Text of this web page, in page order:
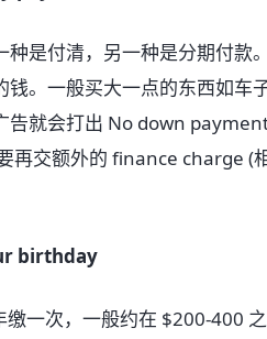
是付清，另一种是分期付款
。一般买大一点的东西如车
告就会打出 No down
再交额外的 finance charge (
birthday
一次，一般约在 $200-400